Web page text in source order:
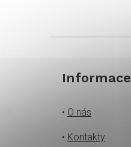
Informace
• O nás
• Kontakty